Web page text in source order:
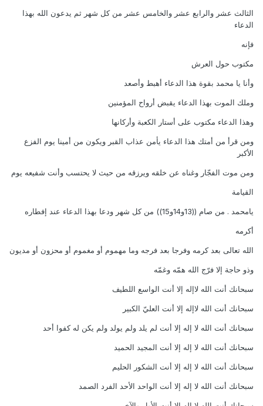
الثالث عشر والرابع عشر والخامس عشر من كل شهر ثم يدعون الله بهذا
الدعاء
فإنه
مكتوب حول العرش
وأنا يا محمد بقوة هذا الدعاء أهبط وأصعد
وملك الموت بهذا الدعاء يقبض أرواح المؤمنين
وهذا الدعاء مكتوب على أستار الكعبة وأركانها
ومن قرأ من أمتك هذا الدعاء يأمن عذاب القبر ويكون من أمينا يوم الفزع
الأكبر
ومن موت الفجّار وغناه عن خلقه ويرزقه من حيث لا يحتسب وأنت شفيعه يوم
القيامة
يامحمد . من صام ((13و14و15)) من كل شهر ودعا بهذا الدعاء عند إفطاره
أكرمه
الله تعالى بعد كرمه وفرجا بعد فرجه وما مهموم أو مغموم أو محزون أو مديون
وذو حاجة إلا فرّج الله همّه وغمّه
سبحانك أنت الله لاإله إلا أنت الواسع اللطيف
سبحانك أنت الله لاإله إلا أنت العليّ الكبير
سبحانك أنت الله لا إله إلا أنت لم يلد ولم يولد ولم يكن له كفوا أحد
سبحانك أنت الله لا إله إلا أنت المجيد الحميد
سبحانك أنت الله لا إله إلا أنت الشكور الحليم
سبحانك أنت الله لا إله إلا أنت الواحد الأحد الفرد الصمد